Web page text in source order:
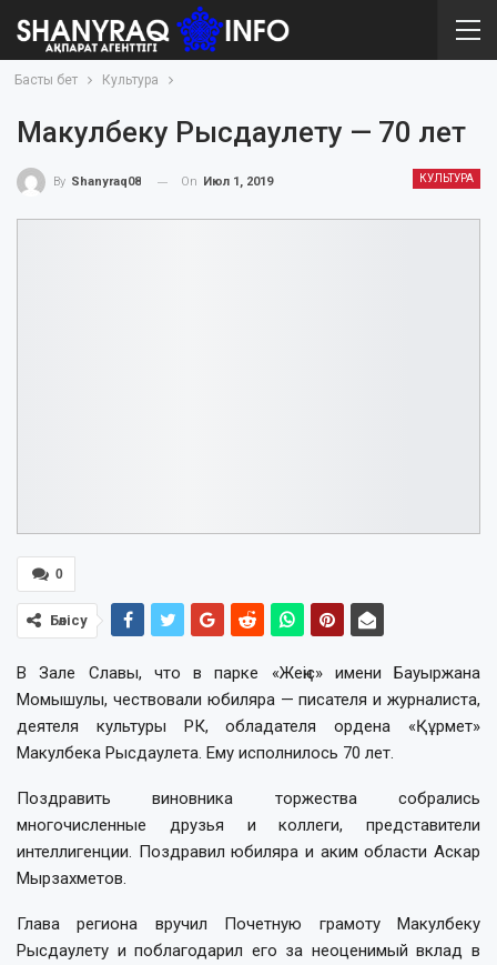
Басты бет Культура
Макулбеку Рысдаулету — 70 лет
КУЛЬТУРА
By Shanyraq08 On Июл 1, 2019
0
Бөлісу
В Зале Славы, что в парке «Жеңіс» имени Бауыржана
Момышулы, чествовали юбиляра — писателя и журналиста,
деятеля культуры РК, обладателя ордена «Құрмет»
Макулбека Рысдаулета. Ему исполнилось 70 лет.
Поздравить виновника торжества собрались
многочисленные друзья и коллеги, представители
интеллигенции. Поздравил юбиляра и аким области Аскар
Мырзахметов.
Глава региона вручил Почетную грамоту Макулбеку
Рысдаулету и поблагодарил его за неоценимый вклад в